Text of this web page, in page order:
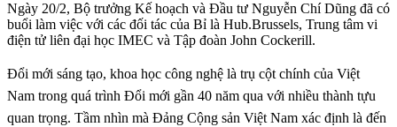
Ngày 20/2, Bộ trưởng Kế hoạch và Đầu tư Nguyễn Chí Dũng đã có
buổi làm việc với các đối tác của Bỉ là Hub.Brussels, Trung tâm vi
điện tử liên đại học IMEC và Tập đoàn John Cockerill.
Đổi mới sáng tạo, khoa học công nghệ là trụ cột chính của Việt
Nam trong quá trình Đổi mới gần 40 năm qua với nhiều thành tựu
quan trọng. Tầm nhìn mà Đảng Cộng sản Việt Nam xác định là đến